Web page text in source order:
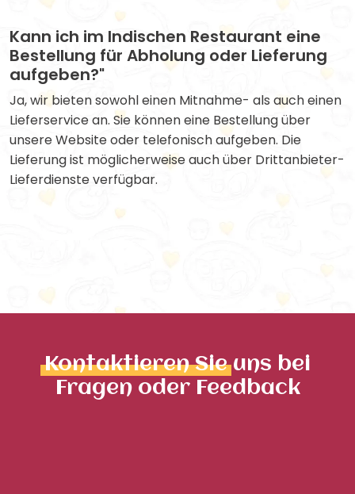
Kann ich im Indischen Restaurant eine
Bestellung für Abholung oder Lieferung
aufgeben?"
Ja, wir bieten sowohl einen Mitnahme- als auch einen
Lieferservice an. Sie können eine Bestellung über
unsere Website oder telefonisch aufgeben. Die
Lieferung ist möglicherweise auch über Drittanbieter-
Lieferdienste verfügbar.
Kontaktieren Sieuns bei
Fragen oder Feedback